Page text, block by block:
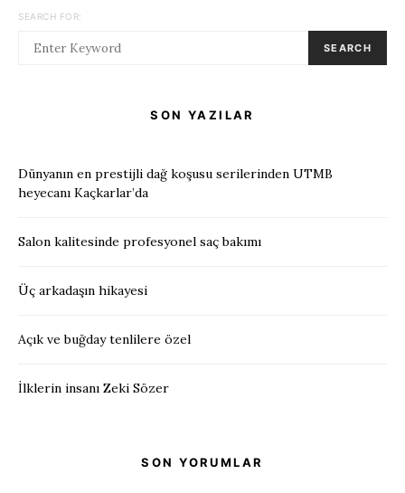
SEARCH FOR:
SEARCH
SON YAZILAR
Dünyanın en prestijli dağ koşusu serilerinden UTMB
heyecanı Kaçkarlar’da
Salon kalitesinde profesyonel saç bakımı
Üç arkadaşın hikayesi
Açık ve buğday tenlilere özel
İlklerin insanı Zeki Sözer
SON YORUMLAR